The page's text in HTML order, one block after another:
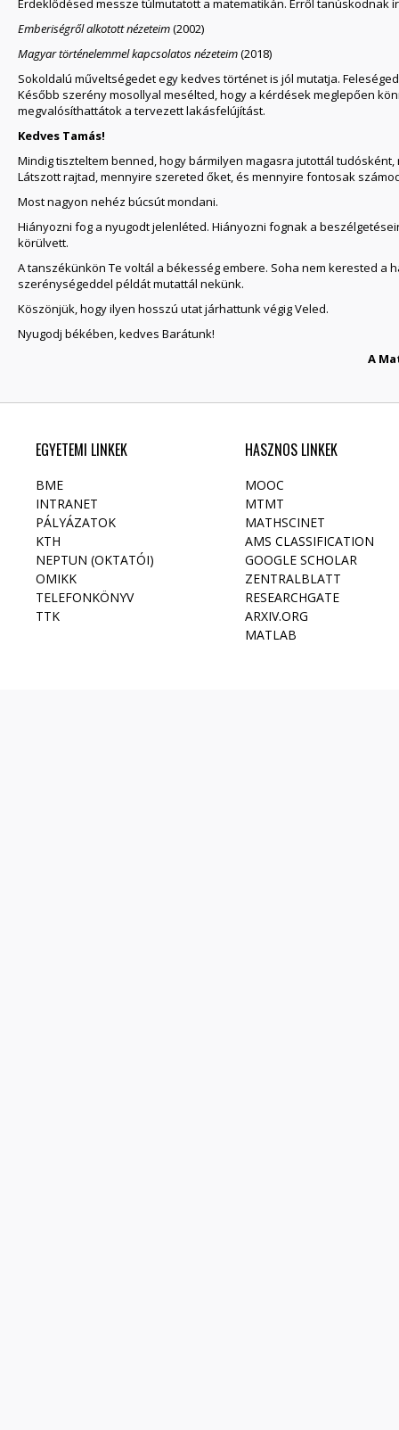
Érdeklődésed messze túlmutatott a matematikán. Erről tanúskodnak
Emberiségről alkotott nézeteim(2002)
Magyar történelemmel kapcsolatos nézeteim(2018)
Sokoldalú műveltségedet egy kedves történet is jól mutatja.
Később szerény mosollyal mesélted, hogy a kérdések meglepően
megvalósíthattátok a tervezett lakásfelújítást.
Kedves Tamás!
Mindig tiszteltem benned, hogy bármilyen magasra jutottál
Látszott rajtad, mennyire szereted őket, és mennyire fontosak
Most nagyon nehéz búcsút mondani.
Hiányozni fog a nyugodt jelenléted. Hiányozni fognak a
körülvett.
A tanszékünkön Te voltál a békesség embere. Soha nem kerested
szerénységeddel példát mutattál nekünk.
Köszönjük, hogy ilyen hosszú utat járhattunk végig Veled.
Nyugodj békében, kedves Barátunk!
A
EGYETEMI LINKEK
BME
INTRANET
PÁLYÁZATOK
KTH
NEPTUN (OKTATÓI)
OMIKK
TELEFONKÖNYV
TTK
HASZNOS LINKEK
MOOC
MTMT
MATHSCINET
AMS CLASSIFICATION
GOOGLE SCHOLAR
ZENTRALBLATT
RESEARCHGATE
ARXIV.ORG
MATLAB